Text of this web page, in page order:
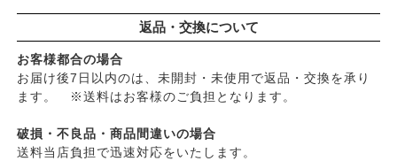
返品・交換について
お客様都合の場合
お届け後7日以内のは、未開封・未使用で返品・交換を承り
ます。 ※送料はお客様のご負担となります。
破損・不良品・商品間違いの場合
送料当店負担で迅速対応をいたします。